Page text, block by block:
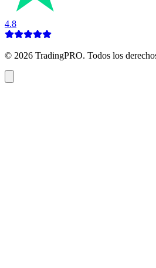
4.8
© 2026 TradingPRO. Todos los